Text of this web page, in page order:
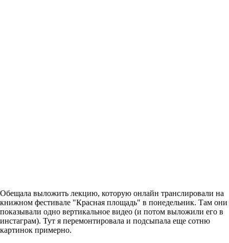
Обещала выложить лекцию, которую онлайн транслировали на
книжном фестивале "Красная площадь" в понедельник. Там они
показывали одно вертикальное видео (и потом выложили его в
инстаграм). Тут я перемонтировала и подсыпала еще сотню
картинок примерно.